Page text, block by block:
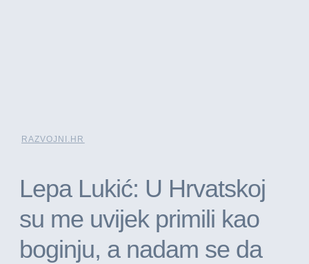
RAZVOJNI.HR
Lepa Lukić: U Hrvatskoj
su me uvijek primili kao
boginju, a nadam se da